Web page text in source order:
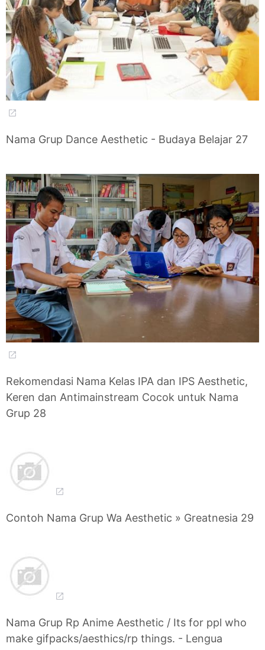
Nama Grup Dance Aesthetic - Budaya Belajar 27
Rekomendasi Nama Kelas IPA dan IPS Aesthetic,
Keren dan Antimainstream Cocok untuk Nama
Grup 28
Contoh Nama Grup Wa Aesthetic » Greatnesia 29
Nama Grup Rp Anime Aesthetic / Its for ppl who
make gifpacks/aesthics/rp things. - Lengua